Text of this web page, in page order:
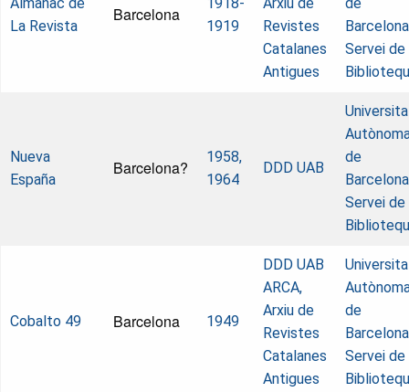
La Revista
Barcelona
1919
Revistes
Catalanes
Antigues
Servei de
Nueva
España
Barcelona?
1958,
1964
DDD UAB
de
Servei de
Cobalto 49 Barcelona 1949
DDD UAB
ARCA,
Arxiu de
Revistes
Catalanes
Antigues
de
Servei de